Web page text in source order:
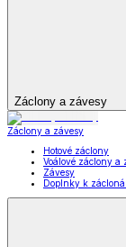
Záclony a závesy
Záclony a závesy
Hotové záclony
Voálové záclony a
Závesy
Doplnky k